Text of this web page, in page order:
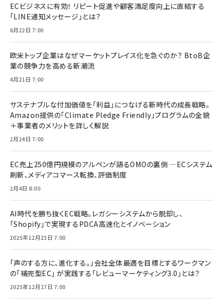
ECビジネスに有効！ リピート促進や顧客満足度向上に直結する
「LINE通知メッセージ」とは？
6月22日 7:00
欧米トップ企業はなぜマーケットプレイス化を急ぐのか？ BtoB企
業の競争力を高める新潮流
4月21日 7:00
サステナブルな付加価値を「利益」につなげる新時代の成長戦略。
Amazon提供の「Climate Pledge Friendly」プログラムの全貌
＋事業者のメリットを詳しく解説
2月24日 7:00
EC売上250億円規模のアルペンが語るOMOの裏側 ―ECシステム
刷新、メディアコマース転換、評価制度
2月4日 8:00
AI時代を勝ち抜くEC戦略。レガシーシステムから脱却し、
「Shopify」で実現するPDCA高速化とイノベーション
2025年12月23日 7:00
「声のする方に、進化する。」会社全体最適を目標とするワークマン
の「補完型EC」 が実践する「レビューマーケティング3.0」とは？
2025年12月17日 7:00